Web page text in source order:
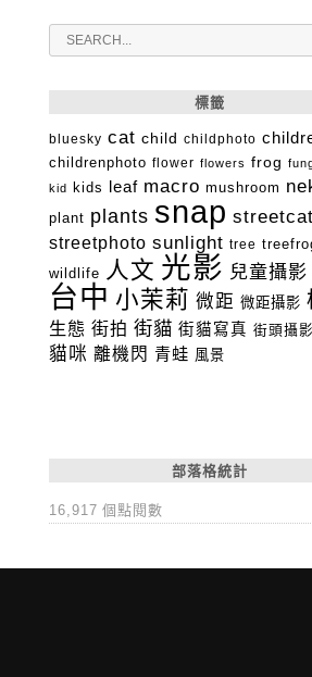
標籤
bluesky cat child childphoto
childrenphoto flower flowers frog
kid
kids leaf macro mushroom
plant plants snap streetcat
streetphoto sunlight tree
wildlife 人文 光影 兒童攝影
台中 小茉莉 微距 微距攝影
生態 街拍 街貓 街貓寫真 街頭攝影
貓咪 離機閃 青蛙 風景
部落格統計
16,917 個點閱數